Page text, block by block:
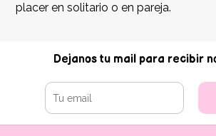
placer en solitario o en pareja.
Dejanos tu mail para recibir